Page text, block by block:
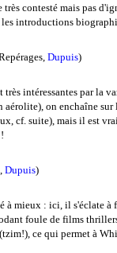
très contesté mais pas
introductions
Dupuis)
intéressantes par
on enchaîne
cf. suite), mais il est
Dupuis)
mieux : ici, il s'éclate à
foule de films
ce qui permet à